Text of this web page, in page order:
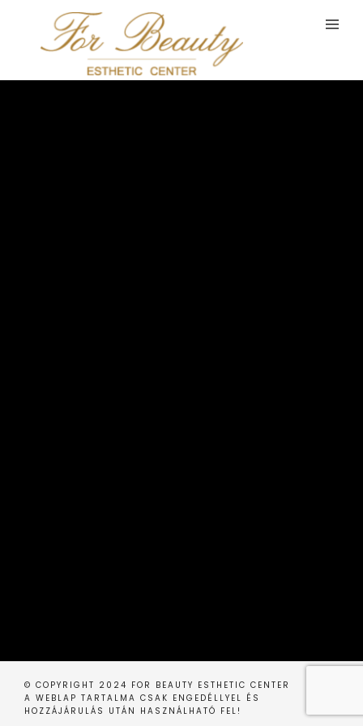
© COPYRIGHT 2024 FOR BEAUTY ESTHETIC CENTER
A WEBLAP TARTALMA CSAK ENGEDÉLLYEL ÉS
HOZZÁJÁRULÁS UTÁN HASZNÁLHATÓ FEL!